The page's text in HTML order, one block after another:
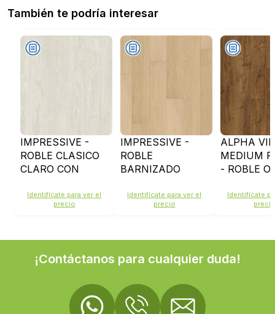
También te podría interesar
IMPRESSIVE -
ROBLE CLASICO
CLARO CON
Identifícate para ver el
precio
IMPRESSIVE -
ROBLE
BARNIZADO
Identifícate para ver el
precio
ALPHA
MEDIUM
- ROBLE
Identifícate
precio
¡Contáctanos para cualquier duda!